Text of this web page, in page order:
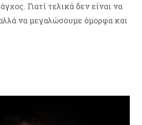
Γιατί τελικά δεν είναι να
να μεγαλώσουμε όμορφα και